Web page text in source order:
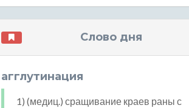
Слово дня
агглутинация
1) (медиц.) сращивание краев раны с